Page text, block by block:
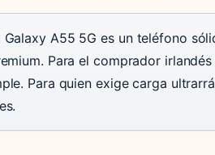
Galaxy A55 5G es un teléfono
Para el comprador
Para quien exige carga